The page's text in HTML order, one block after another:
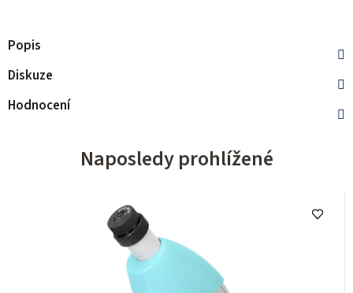
Popis
Diskuze
Hodnocení
Naposledy prohlížené